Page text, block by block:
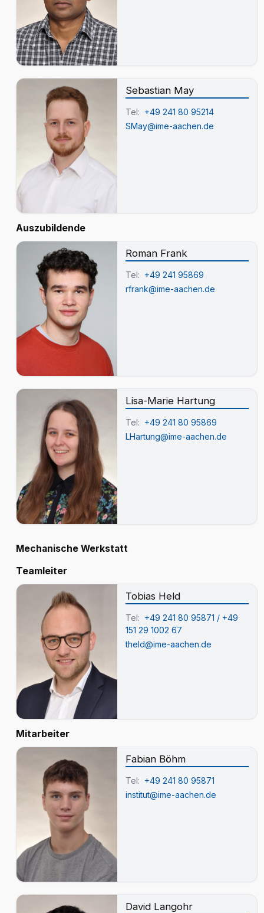
Sebastian May
Tel: +49 241 80 95214
SMay@ime-aachen.de
Auszubildende
Roman Frank
Tel: +49 241 95869
rfrank@ime-aachen.de
Lisa-Marie Hartung
Tel: +49 241 80 95869
LHartung@ime-aachen.de
Mechanische Werkstatt
Teamleiter
Tobias Held
Tel: +49 241 80 95871 / +49
151 29 1002 67
theld@ime-aachen.de
Mitarbeiter
Fabian Böhm
Tel: +49 241 80 95871
institut@ime-aachen.de
David Langohr